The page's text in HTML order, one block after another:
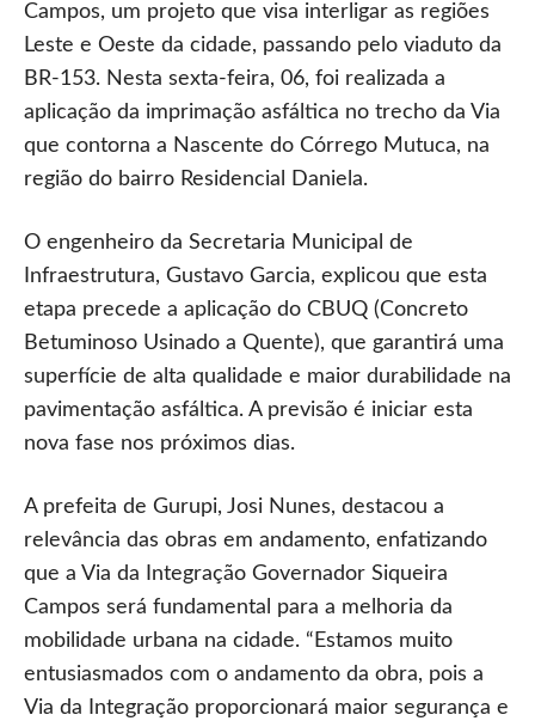
Campos, um projeto que visa interligar as regiões
Leste e Oeste da cidade, passando pelo viaduto da
BR-153. Nesta sexta-feira, 06, foi realizada a
aplicação da imprimação asfáltica no trecho da Via
que contorna a Nascente do Córrego Mutuca, na
região do bairro Residencial Daniela.
O engenheiro da Secretaria Municipal de
Infraestrutura, Gustavo Garcia, explicou que esta
etapa precede a aplicação do CBUQ (Concreto
Betuminoso Usinado a Quente), que garantirá uma
superfície de alta qualidade e maior durabilidade na
pavimentação asfáltica. A previsão é iniciar esta
nova fase nos próximos dias.
A prefeita de Gurupi, Josi Nunes, destacou a
relevância das obras em andamento, enfatizando
que a Via da Integração Governador Siqueira
Campos será fundamental para a melhoria da
mobilidade urbana na cidade. “Estamos muito
entusiasmados com o andamento da obra, pois a
Via da Integração proporcionará maior segurança e